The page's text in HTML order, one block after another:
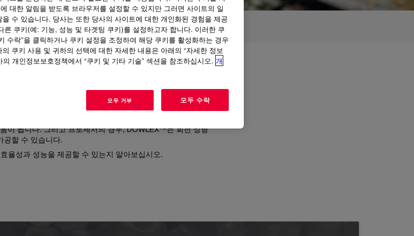
리에틸렌 수지
용 분야에서 강력한 성능을 발휘하도록 설계된 수지입니다.
틸렌 레진은 찢어짐, 구멍 및 환경적 응력 균열을 방지합니다.
이 됩니다. 그리고 프로세서의 경우, DOWLEX™는 회전 성형
공할 수 있습니다.
율성과 성능을 제공할 수 있는지 알아보십시오.
대한 알림을 받도록 브라우저를 설정할 수 있지만 그러면 사이트의 일
수 있습니다. 당사는 또한 당사의 사이트에 대한 개인화된 경험을 제공
른 쿠키(예: 기능, 성능 및 타겟팅 쿠키)를 설정하고자 합니다. 이러한 쿠
수락”을 클릭하거나 쿠키 설정을 조정하여 해당 쿠키를 활성화하는 경우
쿠키 사용 및 귀하의 선택에 대한 자세한 내용은 아래의 “자세한 정보
의 개인정보보호정책에서 “쿠키 및 기타 기술” 섹션을 참조하십시오. 개
모두 거부 모두 수락